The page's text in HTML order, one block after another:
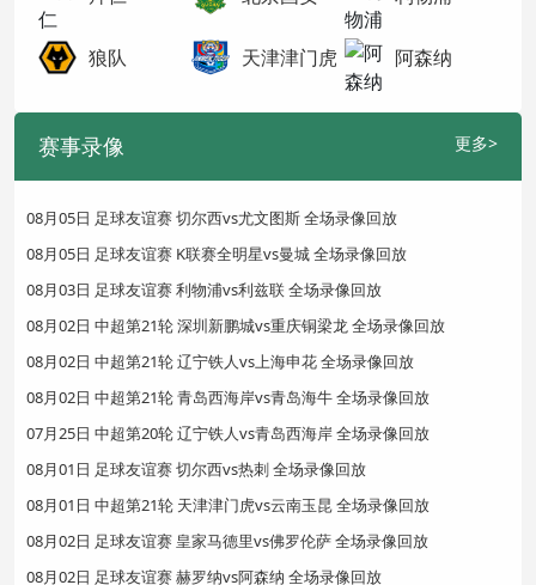
狼队 天津津门虎 阿森纳
赛事录像 更多>
08月05日 足球友谊赛 切尔西vs尤文图斯 全场录像回放
08月05日 足球友谊赛 K联赛全明星vs曼城 全场录像回放
08月03日 足球友谊赛 利物浦vs利兹联 全场录像回放
08月02日 中超第21轮 深圳新鹏城vs重庆铜梁龙 全场录像回放
08月02日 中超第21轮 辽宁铁人vs上海申花 全场录像回放
08月02日 中超第21轮 青岛西海岸vs青岛海牛 全场录像回放
07月25日 中超第20轮 辽宁铁人vs青岛西海岸 全场录像回放
08月01日 足球友谊赛 切尔西vs热刺 全场录像回放
08月01日 中超第21轮 天津津门虎vs云南玉昆 全场录像回放
08月02日 足球友谊赛 皇家马德里vs佛罗伦萨 全场录像回放
08月02日 足球友谊赛 赫罗纳vs阿森纳 全场录像回放